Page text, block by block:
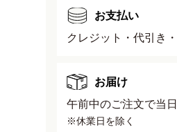
す
す
お支払い
クレジット・代引き
お届け
午前中のご注文で当
※休業日を除く